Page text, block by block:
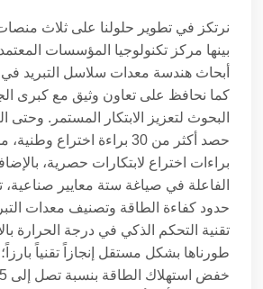
نرتكز في تطوير حلولنا على ثلاث
بينها مركز تكنولوجيا المؤسسات
كما نحافظ على تعاون وثيق مع كبرى
البحوث لتعزيز الابتكار المستمر. وحتى
حصد أكثر من 30 براءة اختراع
براءات اختراع لابتكارات حصرية،
الفاعلة في صياغة ستة معايير
حدود كفاءة الطاقة وتصنيف معدات
تقنية التحكم الذكي في درجة الحرارة
طورناها بشكل مستقل إنجازاً تقنياً